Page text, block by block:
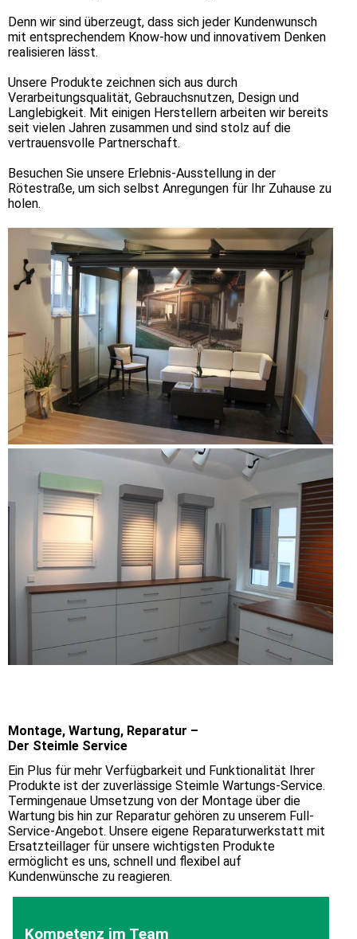
Denn wir sind überzeugt, dass sich jeder Kundenwunsch
mit entsprechendem Know-how und innovativem Denken
realisieren lässt.
Unsere Produkte zeichnen sich aus durch
Verarbeitungsqualität, Gebrauchsnutzen, Design und
Langlebigkeit. Mit einigen Herstellern arbeiten wir bereits
seit vielen Jahren zusammen und sind stolz auf die
vertrauensvolle Partnerschaft.
Besuchen Sie unsere Erlebnis-Ausstellung in der
Rötestraße, um sich selbst Anregungen für Ihr Zuhause zu
holen.
Montage, Wartung, Reparatur –
Der Steimle Service
Ein Plus für mehr Verfügbarkeit und Funktionalität Ihrer
Produkte ist der zuverlässige Steimle Wartungs-Service.
Termingenaue Umsetzung von der Montage über die
Wartung bis hin zur Reparatur gehören zu unserem Full-
Service-Angebot. Unsere eigene Reparaturwerkstatt mit
Ersatzteillager für unsere wichtigsten Produkte
ermöglicht es uns, schnell und flexibel auf
Kundenwünsche zu reagieren.